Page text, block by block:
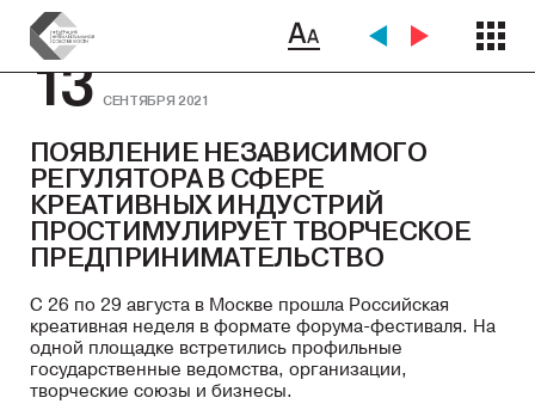
13 СЕНТЯБРЯ 2021
ПОЯВЛЕНИЕ НЕЗАВИСИМОГО
РЕГУЛЯТОРА В СФЕРЕ
КРЕАТИВНЫХ ИНДУСТРИЙ
ПРОСТИМУЛИРУЕТ ТВОРЧЕСКОЕ
ПРЕДПРИНИМАТЕЛЬСТВО
С 26 по 29 августа в Москве прошла Российская
креативная неделя в формате форума-фестиваля. На
одной площадке встретились профильные
государственные ведомства, организации,
творческие союзы и бизнесы.